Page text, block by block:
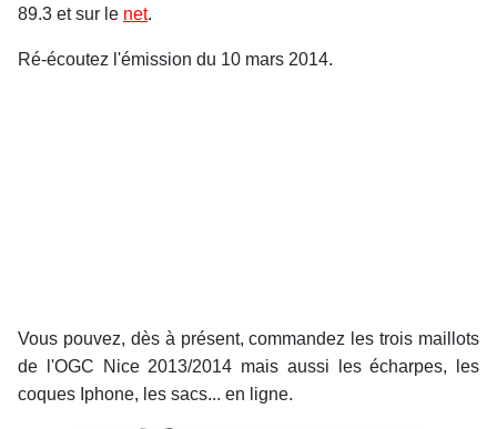
89.3 et sur le net.
Ré-écoutez l'émission du 10 mars 2014.
Vous pouvez, dès à présent, commandez les trois maillots
de l'OGC Nice 2013/2014 mais aussi les écharpes, les
coques Iphone, les sacs... en ligne.